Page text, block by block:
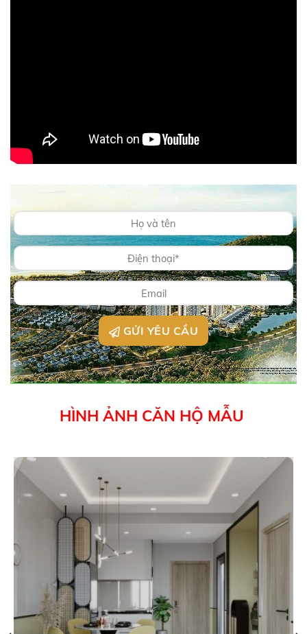
(3 Reviews)
GỬI YÊU CẦU
HÌNH ẢNH CĂN HỘ MẪU